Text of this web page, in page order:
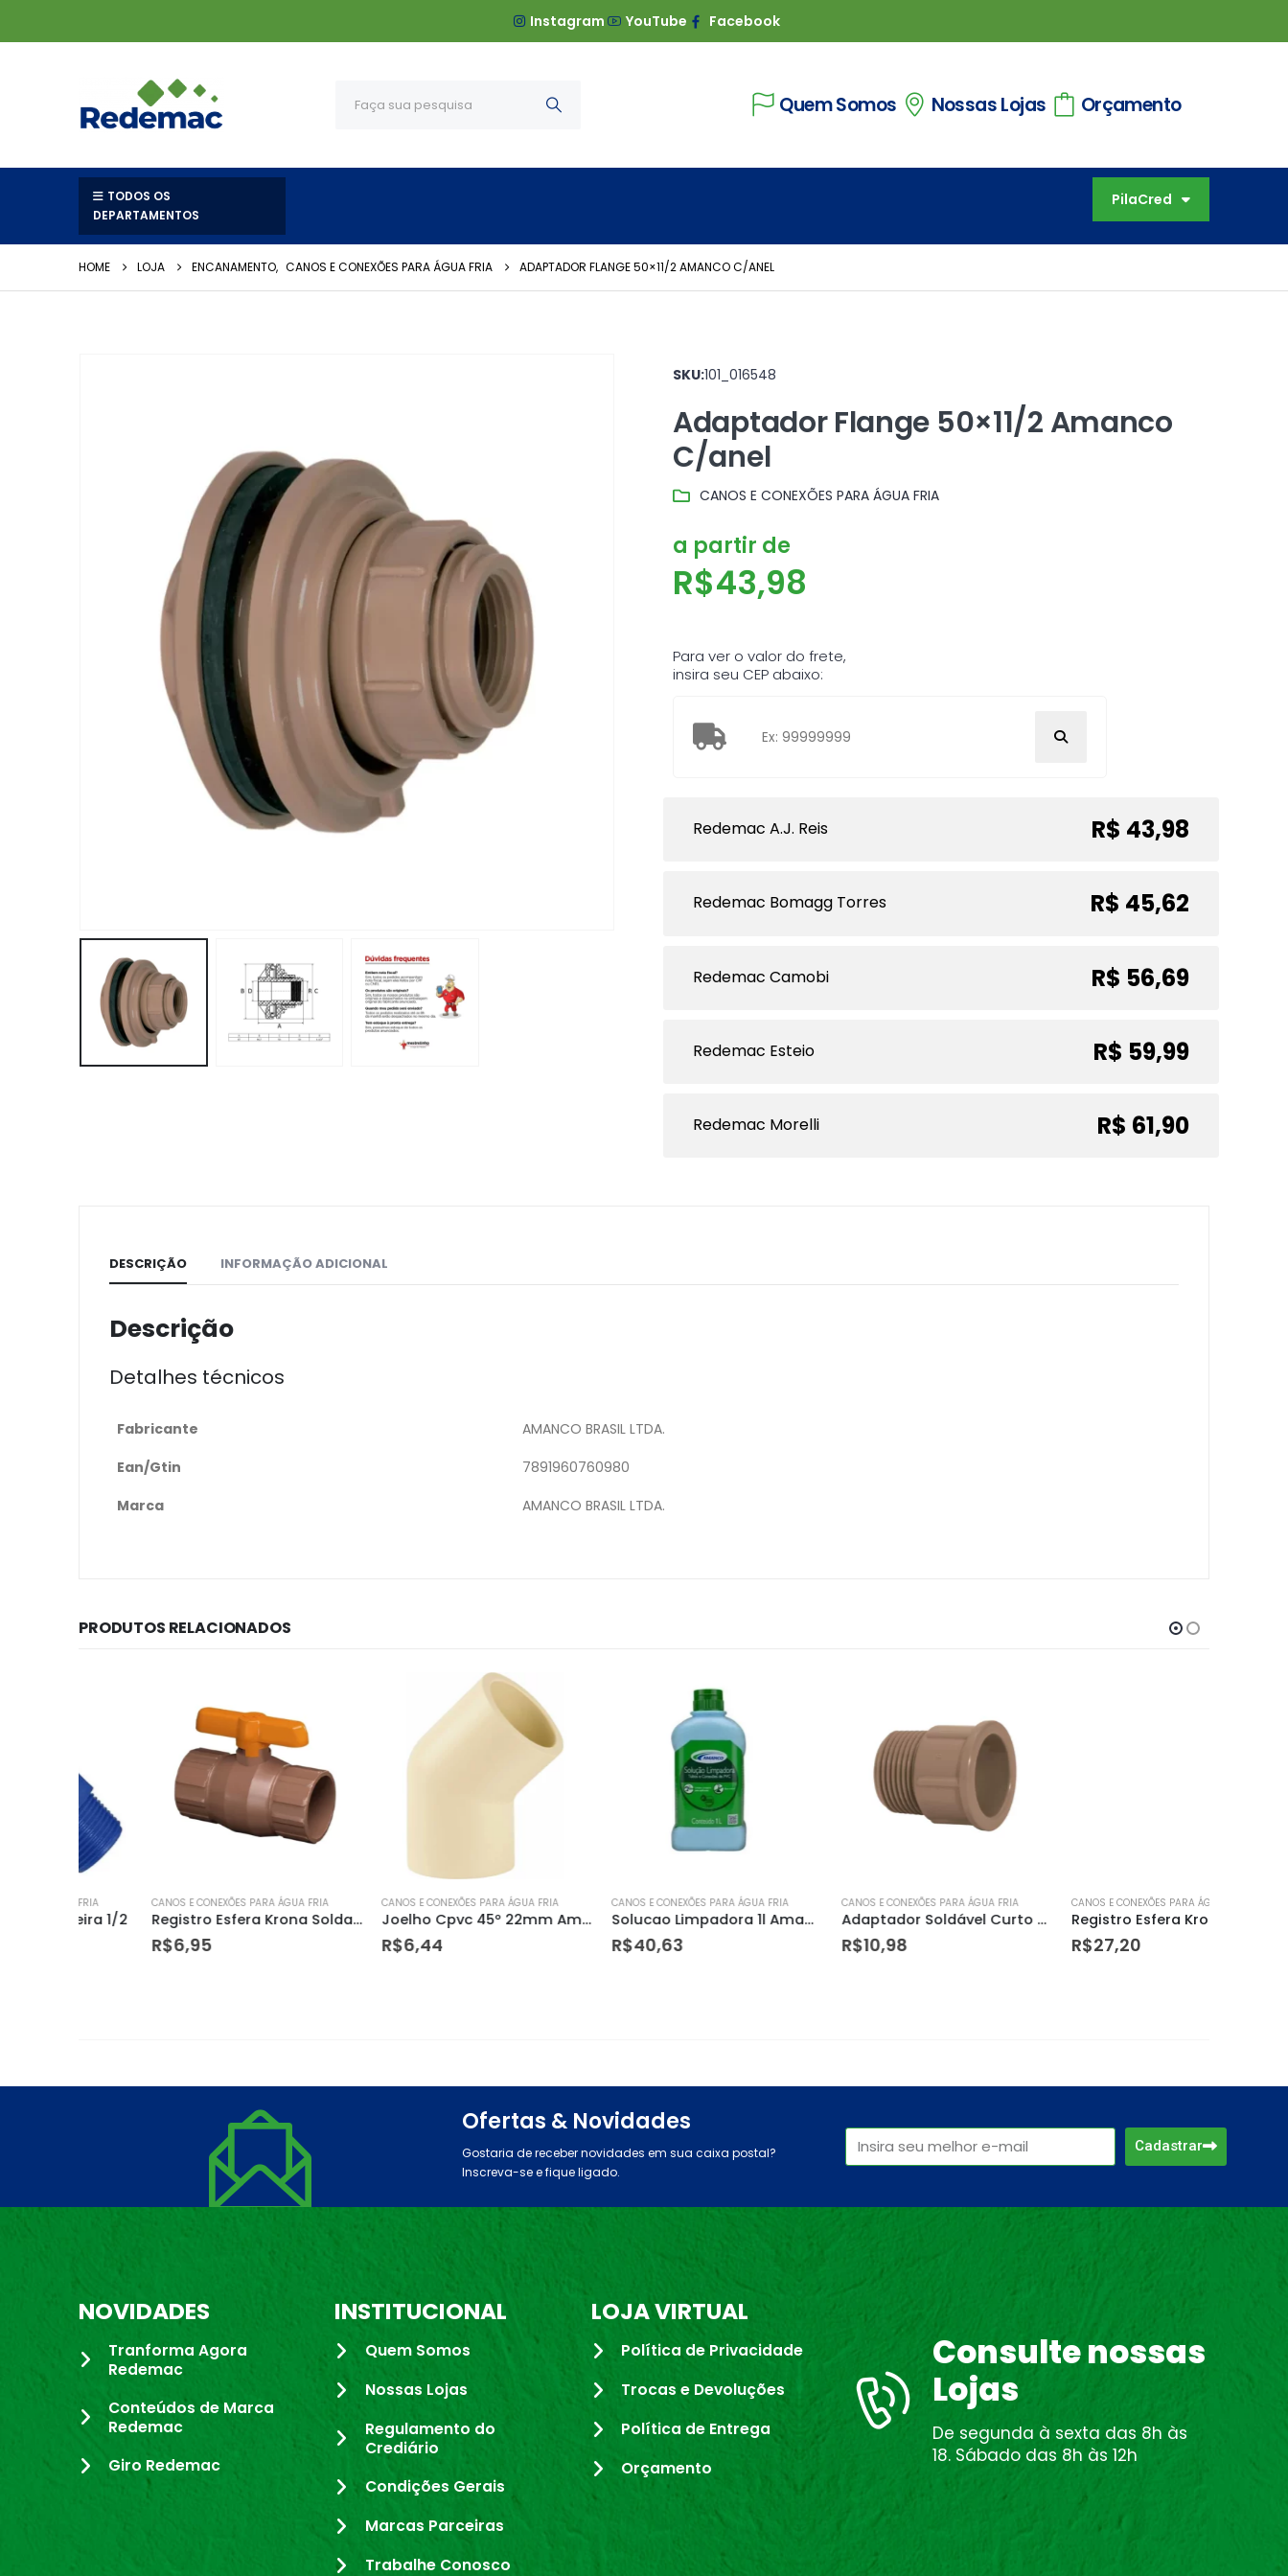
Instagram YouTube Facebook
Quem Somos Nossas Lojas Orçamento
TODOS OS
DEPARTAMENTOS
PilaCred
HOME LOJA ENCANAMENTO, CANOS E CONEXÕES PARA ÁGUA FRIA ADAPTADOR FLANGE 50×11/2 AMANCO C/ANEL
SKU:101_016548
Adaptador Flange 50×11/2 Amanco
C/anel
CANOS E CONEXÕES PARA ÁGUA FRIA
a partir de
R$43,98
Para ver o valor do frete,
insira seu CEP abaixo:
Redemac A.J. Reis R$ 43,98
Redemac Bomagg Torres R$ 45,62
Redemac Camobi R$ 56,69
Redemac Esteio R$ 59,99
Redemac Morelli R$ 61,90
DESCRIÇÃO INFORMAÇÃO ADICIONAL
Descrição
Detalhes técnicos
Fabricante
AMANCO BRASIL LTDA.
Ean/Gtin
7891960760980
Marca
AMANCO BRASIL LTDA.
PRODUTOS RELACIONADOS
CANOS E CONEXÕES PARA ÁGUA FRIA
Registro Esfera Krona Soldavel 25mm
CANOS E CONEXÕES PARA ÁGUA FRIA
Joelho Cpvc 45º 22mm Amanco
CANOS E CONEXÕES PARA ÁGUA FRIA
Solucao Limpadora 1l Amanco
CANOS E CONEXÕES PARA ÁGUA FRIA
Adaptador Soldável Curto 40mm X 1.1/2″ – Amanco
CANOS E CONEXÕES PARA ÁGUA FRIA
Registro Esfera Krona Soldavel 50mm
Ofertas & Novidades
Gostaria de receber novidades em sua caixa postal?
Inscreva-se e fique ligado.
Cadastrar
NOVIDADES
Tranforma Agora
Redemac
Conteúdos de Marca
Redemac
Giro Redemac
INSTITUCIONAL
Quem Somos
Nossas Lojas
Regulamento do
Crediário
Condições Gerais
Marcas Parceiras
Trabalhe Conosco
LOJA VIRTUAL
Política de Privacidade
Trocas e Devoluções
Política de Entrega
Orçamento
Consulte nossas
Lojas
De segunda à sexta das 8h às
18. Sábado das 8h às 12h